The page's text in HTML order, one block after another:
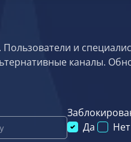
и
каналы.
Да
Нет